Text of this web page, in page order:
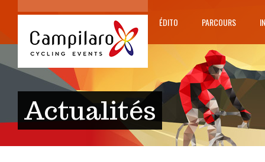
ÉDITO PARCOURS
Actualités